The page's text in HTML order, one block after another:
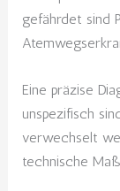
gefährdet sind
Eine präzise
unspezifisch
verwechselt
technische